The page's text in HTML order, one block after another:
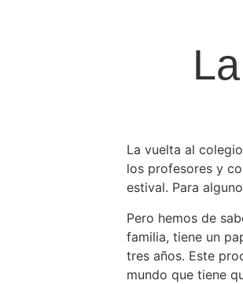
La vuelta al
los profesores y
estival. Para
Pero hemos de
familia, tiene un
tres años. Este
mundo que tiene